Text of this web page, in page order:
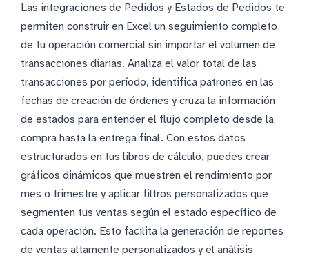
Las integraciones de Pedidos y Estados de Pedidos te
permiten construir en Excel un seguimiento completo
de tu operación comercial sin importar el volumen de
transacciones diarias. Analiza el valor total de las
transacciones por período, identifica patrones en las
fechas de creación de órdenes y cruza la información
de estados para entender el flujo completo desde la
compra hasta la entrega final. Con estos datos
estructurados en tus libros de cálculo, puedes crear
gráficos dinámicos que muestren el rendimiento por
mes o trimestre y aplicar filtros personalizados que
segmenten tus ventas según el estado específico de
cada operación. Esto facilita la generación de reportes
de ventas altamente personalizados y el análisis